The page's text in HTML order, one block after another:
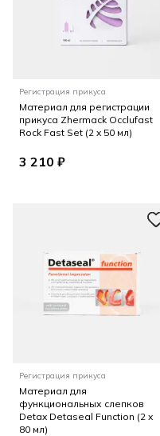
Регистрация прикуса
Материал для регистрации
прикуса Zhermack Occlufast
Rock Fast Set (2 x 50 мл)
3 210 ₽
Регистрация прикуса
Материал для
функциональных слепков
Detax Detaseal Function (2 x
80 мл)